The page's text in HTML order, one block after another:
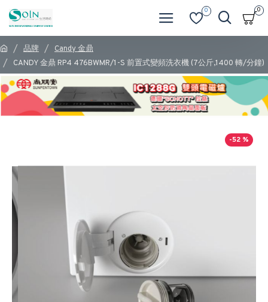
0 0
品牌
Candy 金鼎
CANDY 金鼎 RP4 476BWMR/1-S 前置式變頻洗衣機 (7公斤,1400 轉/分鐘)
-52 %